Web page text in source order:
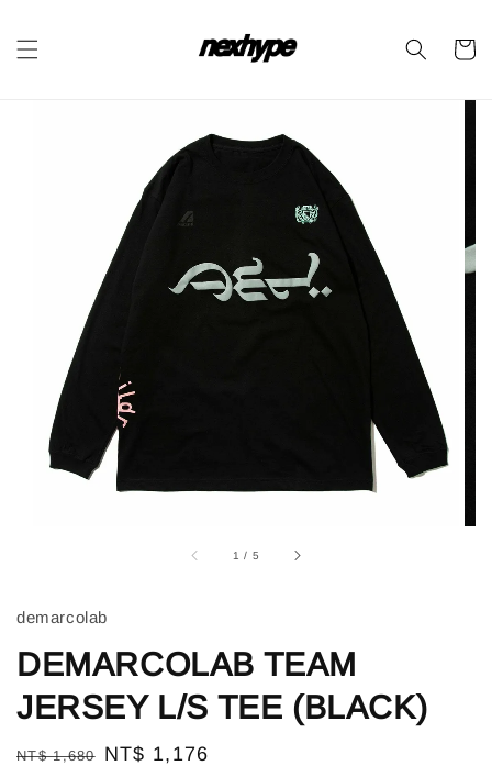
1 / 5
demarcolab
DEMARCOLAB TEAM
JERSEY L/S TEE (BLACK)
Regular
NT$ 1,680
Sale
NT$ 1,176